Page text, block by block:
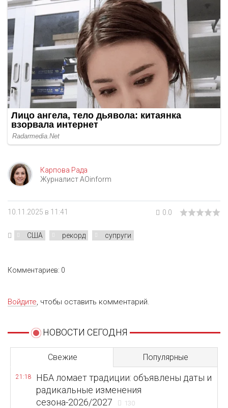
Карпова Рада
Журналист AOinform
10.11.2025 в 11:41 0.0
США рекорд супруги
Комментариев: 0
Войдите, чтобы оставить комментарий.
НОВОСТИ СЕГОДНЯ
Свежие Популярные
21:18
НБА ломает традиции: объявлены даты и
радикальные изменения
сезона-2026/2027
130